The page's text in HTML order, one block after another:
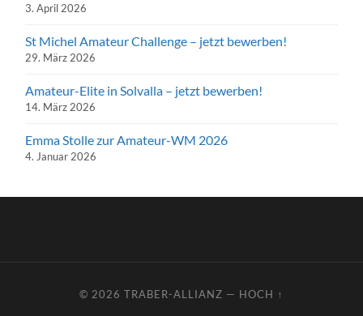
3. April 2026
St Michel Amateur Challenge – jetzt bewerben!
29. März 2026
Amateur-Elite in Solvalla – jetzt bewerben!
14. März 2026
Emma Stolle zur Amateur-WM 2026
4. Januar 2026
© 2026 TRABER-ALLIANZ — HOCH ↑